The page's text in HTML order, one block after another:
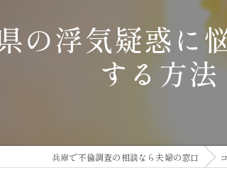
の浮気疑惑に
する方法
兵庫で不倫調査の相談なら夫婦の窓口